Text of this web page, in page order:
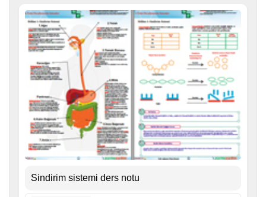
Sindirim sistemi ders notu